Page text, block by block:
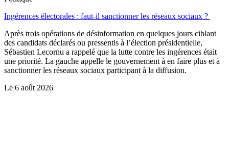
Ingérences électorales : faut-il sanctionner les réseaux sociaux ?
Après trois opérations de désinformation en quelques jours ciblant
des candidats déclarés ou pressentis à l’élection présidentielle,
Sébastien Lecornu a rappelé que la lutte contre les ingérences était
une priorité. La gauche appelle le gouvernement à en faire plus et à
sanctionner les réseaux sociaux participant à la diffusion.
Le 6 août 2026